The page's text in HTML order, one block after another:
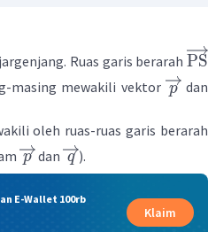
Ruas garis berarah PS
masing mewakili vektor p dan
oleh ruas-ruas garis berarah
p dan q ).
E-Wallet 100rb
Klaim